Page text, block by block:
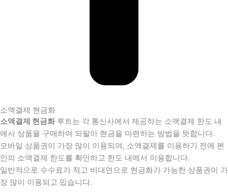
소액결제 현금화
소액결제 현금화루트는 각 통신사에서 제공하는 소액결제 한도 내
에서 상품을 구매하여 되팔아 현금을 마련하는 방법을 뜻합니다.
모바일 상품권이 가장 많이 이용되며, 소액결제를 이용하기 전에 본
인의 소액결제 한도를 확인하고 한도 내에서 이용합니다.
일반적으로 수수료가 적고 비대면으로 현금화가 가능한 상품권이 가
장 많이 이용되고 있습니다.